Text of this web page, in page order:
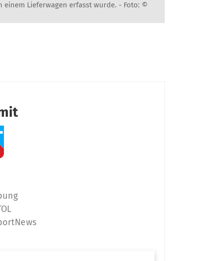
einem Lieferwagen erfasst wurde. - Foto: ©